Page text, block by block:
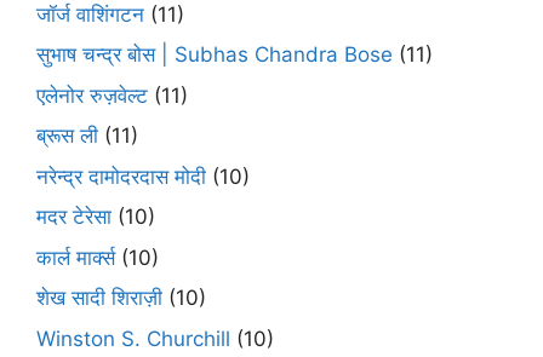
जॉर्ज वाशिंगटन (11)
सुभाष चन्द्र बोस | Subhas Chandra Bose (11)
एलेनोर रुज़वेल्ट (11)
ब्रूस ली (11)
नरेन्द्र दामोदरदास मोदी (10)
मदर टेरेसा (10)
कार्ल मार्क्स(10)
शेख सादी शिराज़ी (10)
Winston S. Churchill (10)